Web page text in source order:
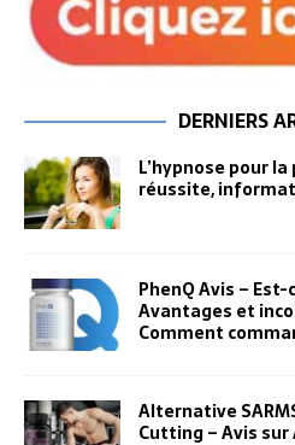
DERNIERS
L’hypnose pour
réussite,
PhenQ Avis – Est-
Avantages et
Comment
Alternative
Cutting – Avis sur